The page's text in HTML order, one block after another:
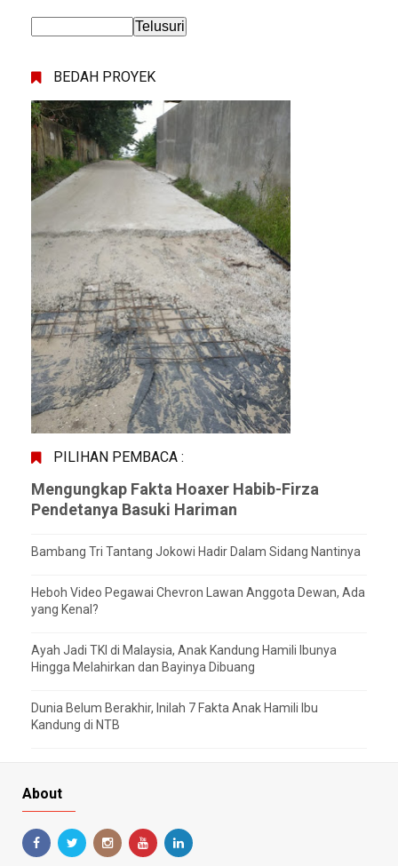
BEDAH PROYEK
PILIHAN PEMBACA :
Mengungkap Fakta Hoaxer Habib-Firza
Pendetanya Basuki Hariman
Bambang Tri Tantang Jokowi Hadir Dalam Sidang Nantinya
Heboh Video Pegawai Chevron Lawan Anggota Dewan, Ada
yang Kenal?
Ayah Jadi TKI di Malaysia, Anak Kandung Hamili Ibunya
Hingga Melahirkan dan Bayinya Dibuang
Dunia Belum Berakhir, Inilah 7 Fakta Anak Hamili Ibu
Kandung di NTB
About